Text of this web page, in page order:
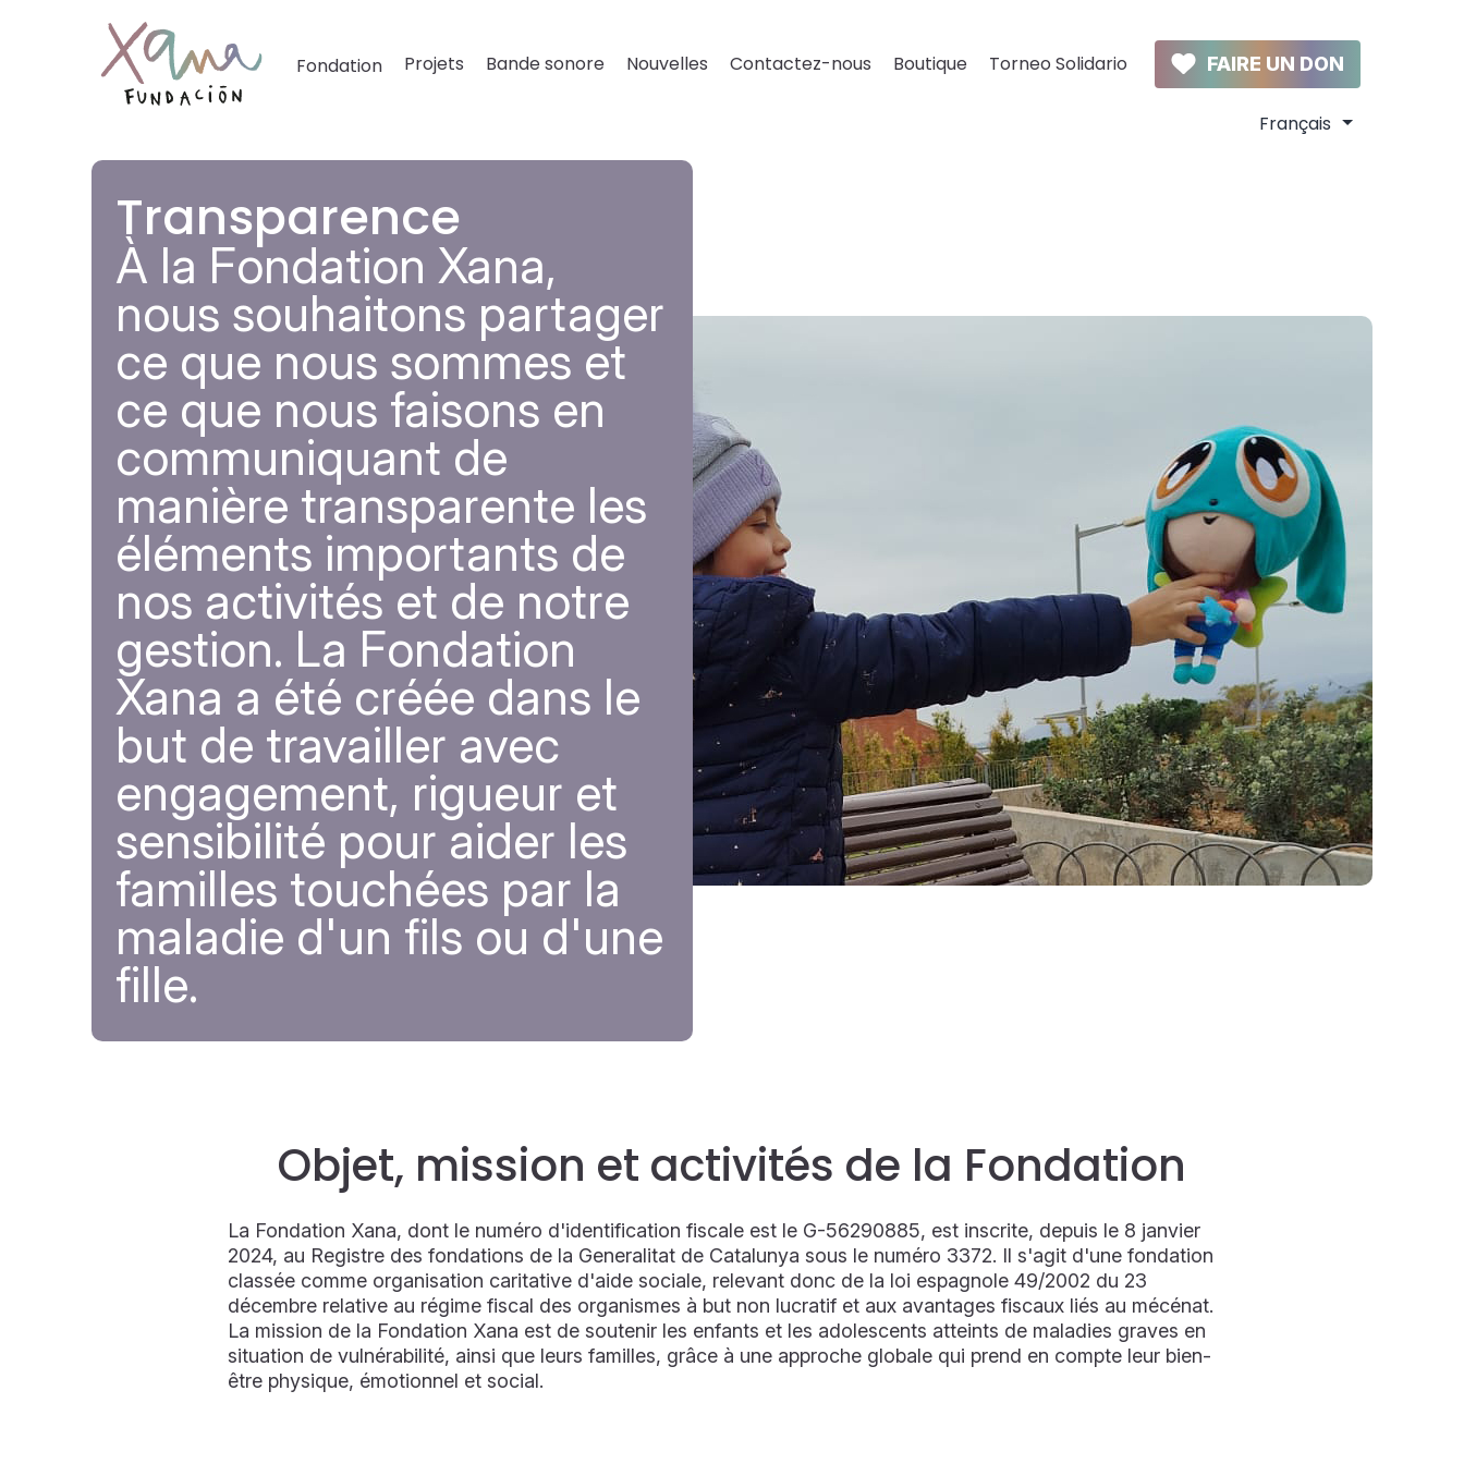
Fondation Projets Bande sonore Nouvelles Contactez-nous Boutique Torneo Solidario FAIRE UN DON
Transparence
À la Fondation Xana,
nous souhaitons partager
ce que nous sommes et
ce que nous faisons en
communiquant de
manière transparente les
éléments importants de
nos activités et de notre
gestion. La Fondation
Xana a été créée dans le
but de travailler avec
engagement, rigueur et
sensibilité pour aider les
familles touchées par la
maladie d'un fils ou d'une
fille.
Objet, mission et activités de la Fondation
La Fondation Xana, dont le numéro d'identification fiscale est le G-56290885, est inscrite, depuis le 8 janvier
2024, au Registre des fondations de la Generalitat de Catalunya sous le numéro 3372. Il s'agit d'une fondation
classée comme organisation caritative d'aide sociale, relevant donc de la loi espagnole 49/2002 du 23
décembre relative au régime fiscal des organismes à but non lucratif et aux avantages fiscaux liés au mécénat.
La mission de la Fondation Xana est de soutenir les enfants et les adolescents atteints de maladies graves en
situation de vulnérabilité, ainsi que leurs familles, grâce à une approche globale qui prend en compte leur bien-
être physique, émotionnel et social.